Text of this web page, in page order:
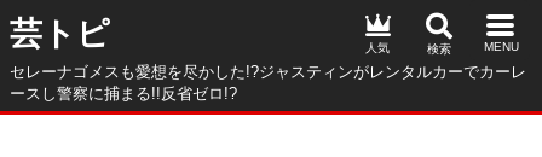
芸トピ
セレーナゴメスも愛想を尽かした!?ジャスティンがレンタルカーでカーレ
ースし警察に捕まる!!反省ゼロ!?
人気